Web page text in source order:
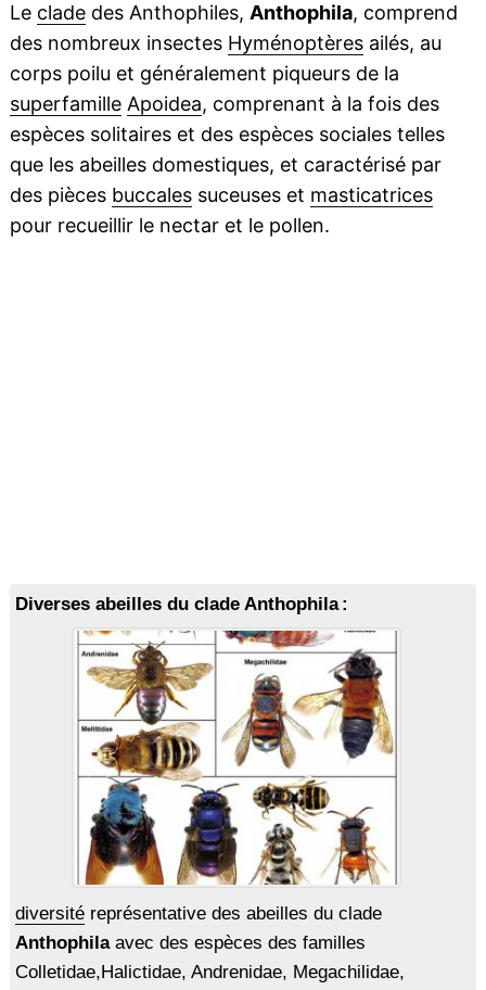
Le cladedes Anthophiles, Anthophila, comprend
des nombreux insectes Hyménoptèresailés, au
corps poilu et généralement piqueurs de la
superfamille Apoidea, comprenant à la fois des
espèces solitaires et des espèces sociales telles
que les abeilles domestiques, et caractérisé par
des pièces buccalessuceuses et masticatrices
pour recueillir le nectar et le pollen.
Diverses abeilles du clade Anthophila :
diversitéreprésentative des abeilles du clade
Anthophilaavec des espèces des familles
Colletidae,Halictidae, Andrenidae, Megachilidae,